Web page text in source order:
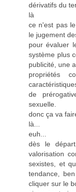
dérivatifs du
là
ce n'est pas
le jugement
pour évaluer
système plus
publicité, une
propriétés
de
sexuelle.
donc ça va
là...
euh...
dès le
valorisation
sexistes, et
tendance,
cliquer sur le